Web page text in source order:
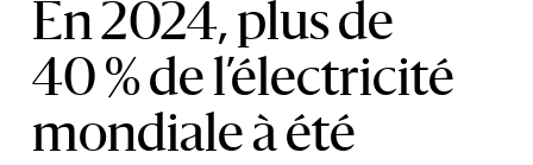
En 2024, plus de
40 % de l’électricité
mondiale à été